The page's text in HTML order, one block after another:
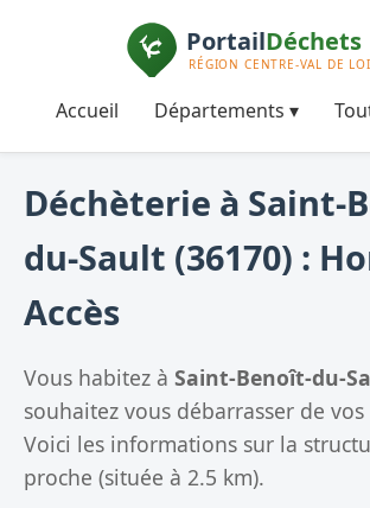
Accueil Départements ▾
Déchèterie à Saint-
du-Sault (36170) :
Accès
Vous habitez à Saint-Benoît-du-
souhaitez vous débarrasser de vos
Voici les informations sur la
proche (située à 2.5 km).